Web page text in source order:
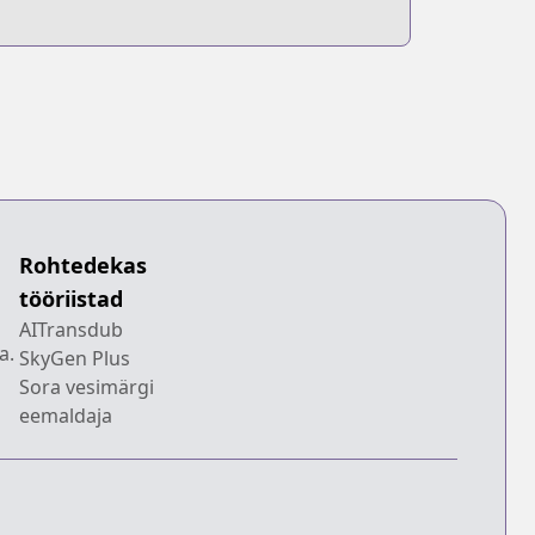
Rohtedekas
tööriistad
AITransdub
SkyGen Plus
Sora vesimärgi
eemaldaja